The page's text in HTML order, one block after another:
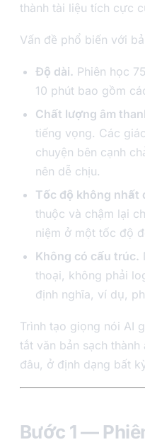
thành tài liệu tích cực
Vấn đề phổ biến với
Độ dài. Phiên học
10 phút bao gồm
Chất lượng âm
tiếng vọng. Các
chuyện bên cạnh
nên dễ chịu.
Tốc độ không nhất
thuộc và chậm lại
niệm ở một tốc độ
Không có cấu trúc.
thoại, không phải
định nghĩa, ví dụ,
Trình tạo giọng nói AI
tắt văn bản sạch
đâu, ở định dạng bất
Bước 1 —